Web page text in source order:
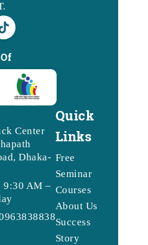
Center
Dhaka-
AM –
Quick
Links
Free
Seminar
Courses
About Us
Success
Story